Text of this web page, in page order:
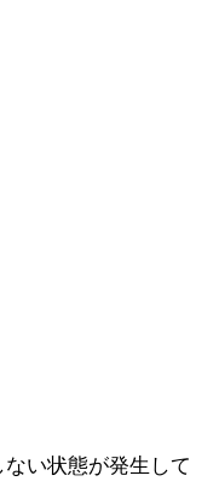
い状態が発生して